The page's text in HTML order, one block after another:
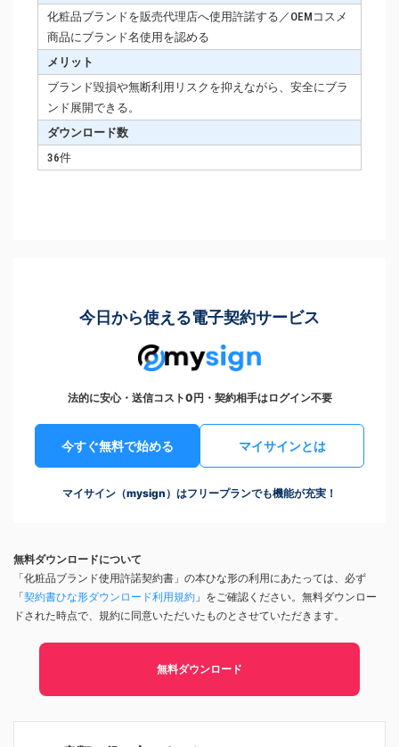
化粧品ブランドを販売代理店へ使用許諾する／OEMコスメ
商品にブランド名使用を認める
メリット
ブランド毀損や無断利用リスクを抑えながら、安全にブラ
ンド展開できる。
ダウンロード数
36件
今日から使える電子契約サービス
法的に安心・送信コスト0円・契約相手はログイン不要
今すぐ無料で始める マイサインとは
マイサイン（mysign）はフリープランでも機能が充実！
無料ダウンロードについて
「化粧品ブランド使用許諾契約書」の本ひな形の利用にあたっては、必ず
「契約書ひな形ダウンロード利用規約 」をご確認ください。無料ダウンロー
ドされた時点で、規約に同意いただいたものとさせていただきます。
無料ダウンロード